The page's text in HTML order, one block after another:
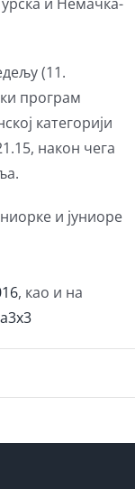
(11.
програм
категорији
након чега
и јуниоре
, као и на